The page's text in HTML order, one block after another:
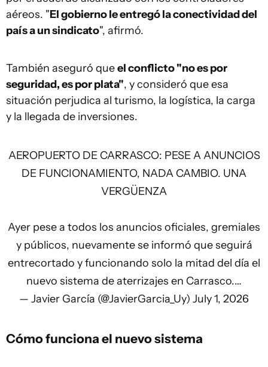
aéreos. "El gobierno le entregó la conectividad del
país a un sindicato", afirmó.
También aseguró queel conflicto "no es por
seguridad, es por plata", y consideró que esa
situación perjudica al turismo, la logística, la carga
y la llegada de inversiones.
AEROPUERTO DE CARRASCO: PESE A ANUNCIOS
DE FUNCIONAMIENTO, NADA CAMBIO. UNA
VERGÜENZA
Ayer pese a todos los anuncios oficiales, gremiales
y públicos, nuevamente se informó que seguirá
entrecortado y funcionando solo la mitad del día el
nuevo sistema de aterrizajes en Carrasco.…
— Javier García (@JavierGarcia_Uy) July 1, 2026
Cómo funciona el nuevo sistema